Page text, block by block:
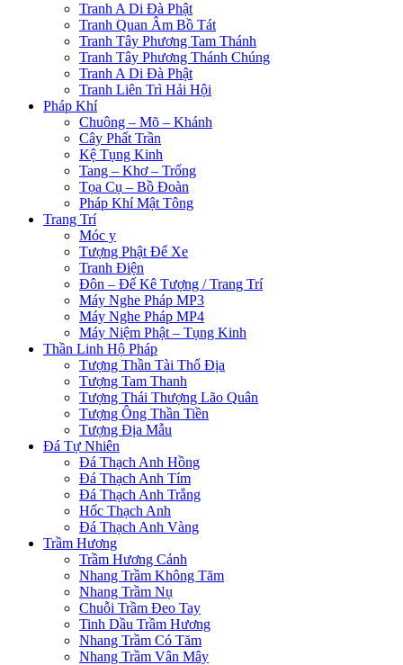
Tranh A Di Đà Phật
Tranh Quan Âm Bồ Tát
Tranh Tây Phương Tam Thánh
Tranh Tây Phương Thánh Chúng
Tranh A Di Đà Phật
Tranh Liên Trì Hải Hội
Pháp Khí
Chuông – Mõ – Khánh
Cây Phất Trần
Kệ Tụng Kinh
Tang – Khơ – Trống
Tọa Cụ – Bồ Đoàn
Pháp Khí Mật Tông
Trang Trí
Móc y
Tượng Phật Để Xe
Tranh Điện
Đôn – Đế Kê Tượng / Trang Trí
Máy Nghe Pháp MP3
Máy Nghe Pháp MP4
Máy Niệm Phật – Tụng Kinh
Thần Linh Hộ Pháp
Tượng Thần Tài Thổ Địa
Tượng Tam Thanh
Tượng Thái Thượng Lão Quân
Tượng Ông Thần Tiền
Tượng Địa Mẫu
Đá Tự Nhiên
Đá Thạch Anh Hồng
Đá Thạch Anh Tím
Đá Thạch Anh Trắng
Hốc Thạch Anh
Đá Thạch Anh Vàng
Trầm Hương
Trầm Hương Cảnh
Nhang Trầm Không Tăm
Nhang Trầm Nụ
Chuỗi Trầm Đeo Tay
Tinh Dầu Trầm Hương
Nhang Trầm Có Tăm
Nhang Trầm Vân Mây